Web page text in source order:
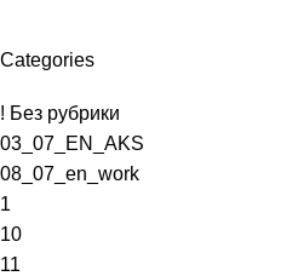
Categories
! Без рубрики
03_07_EN_AKS
08_07_en_work
1
10
11